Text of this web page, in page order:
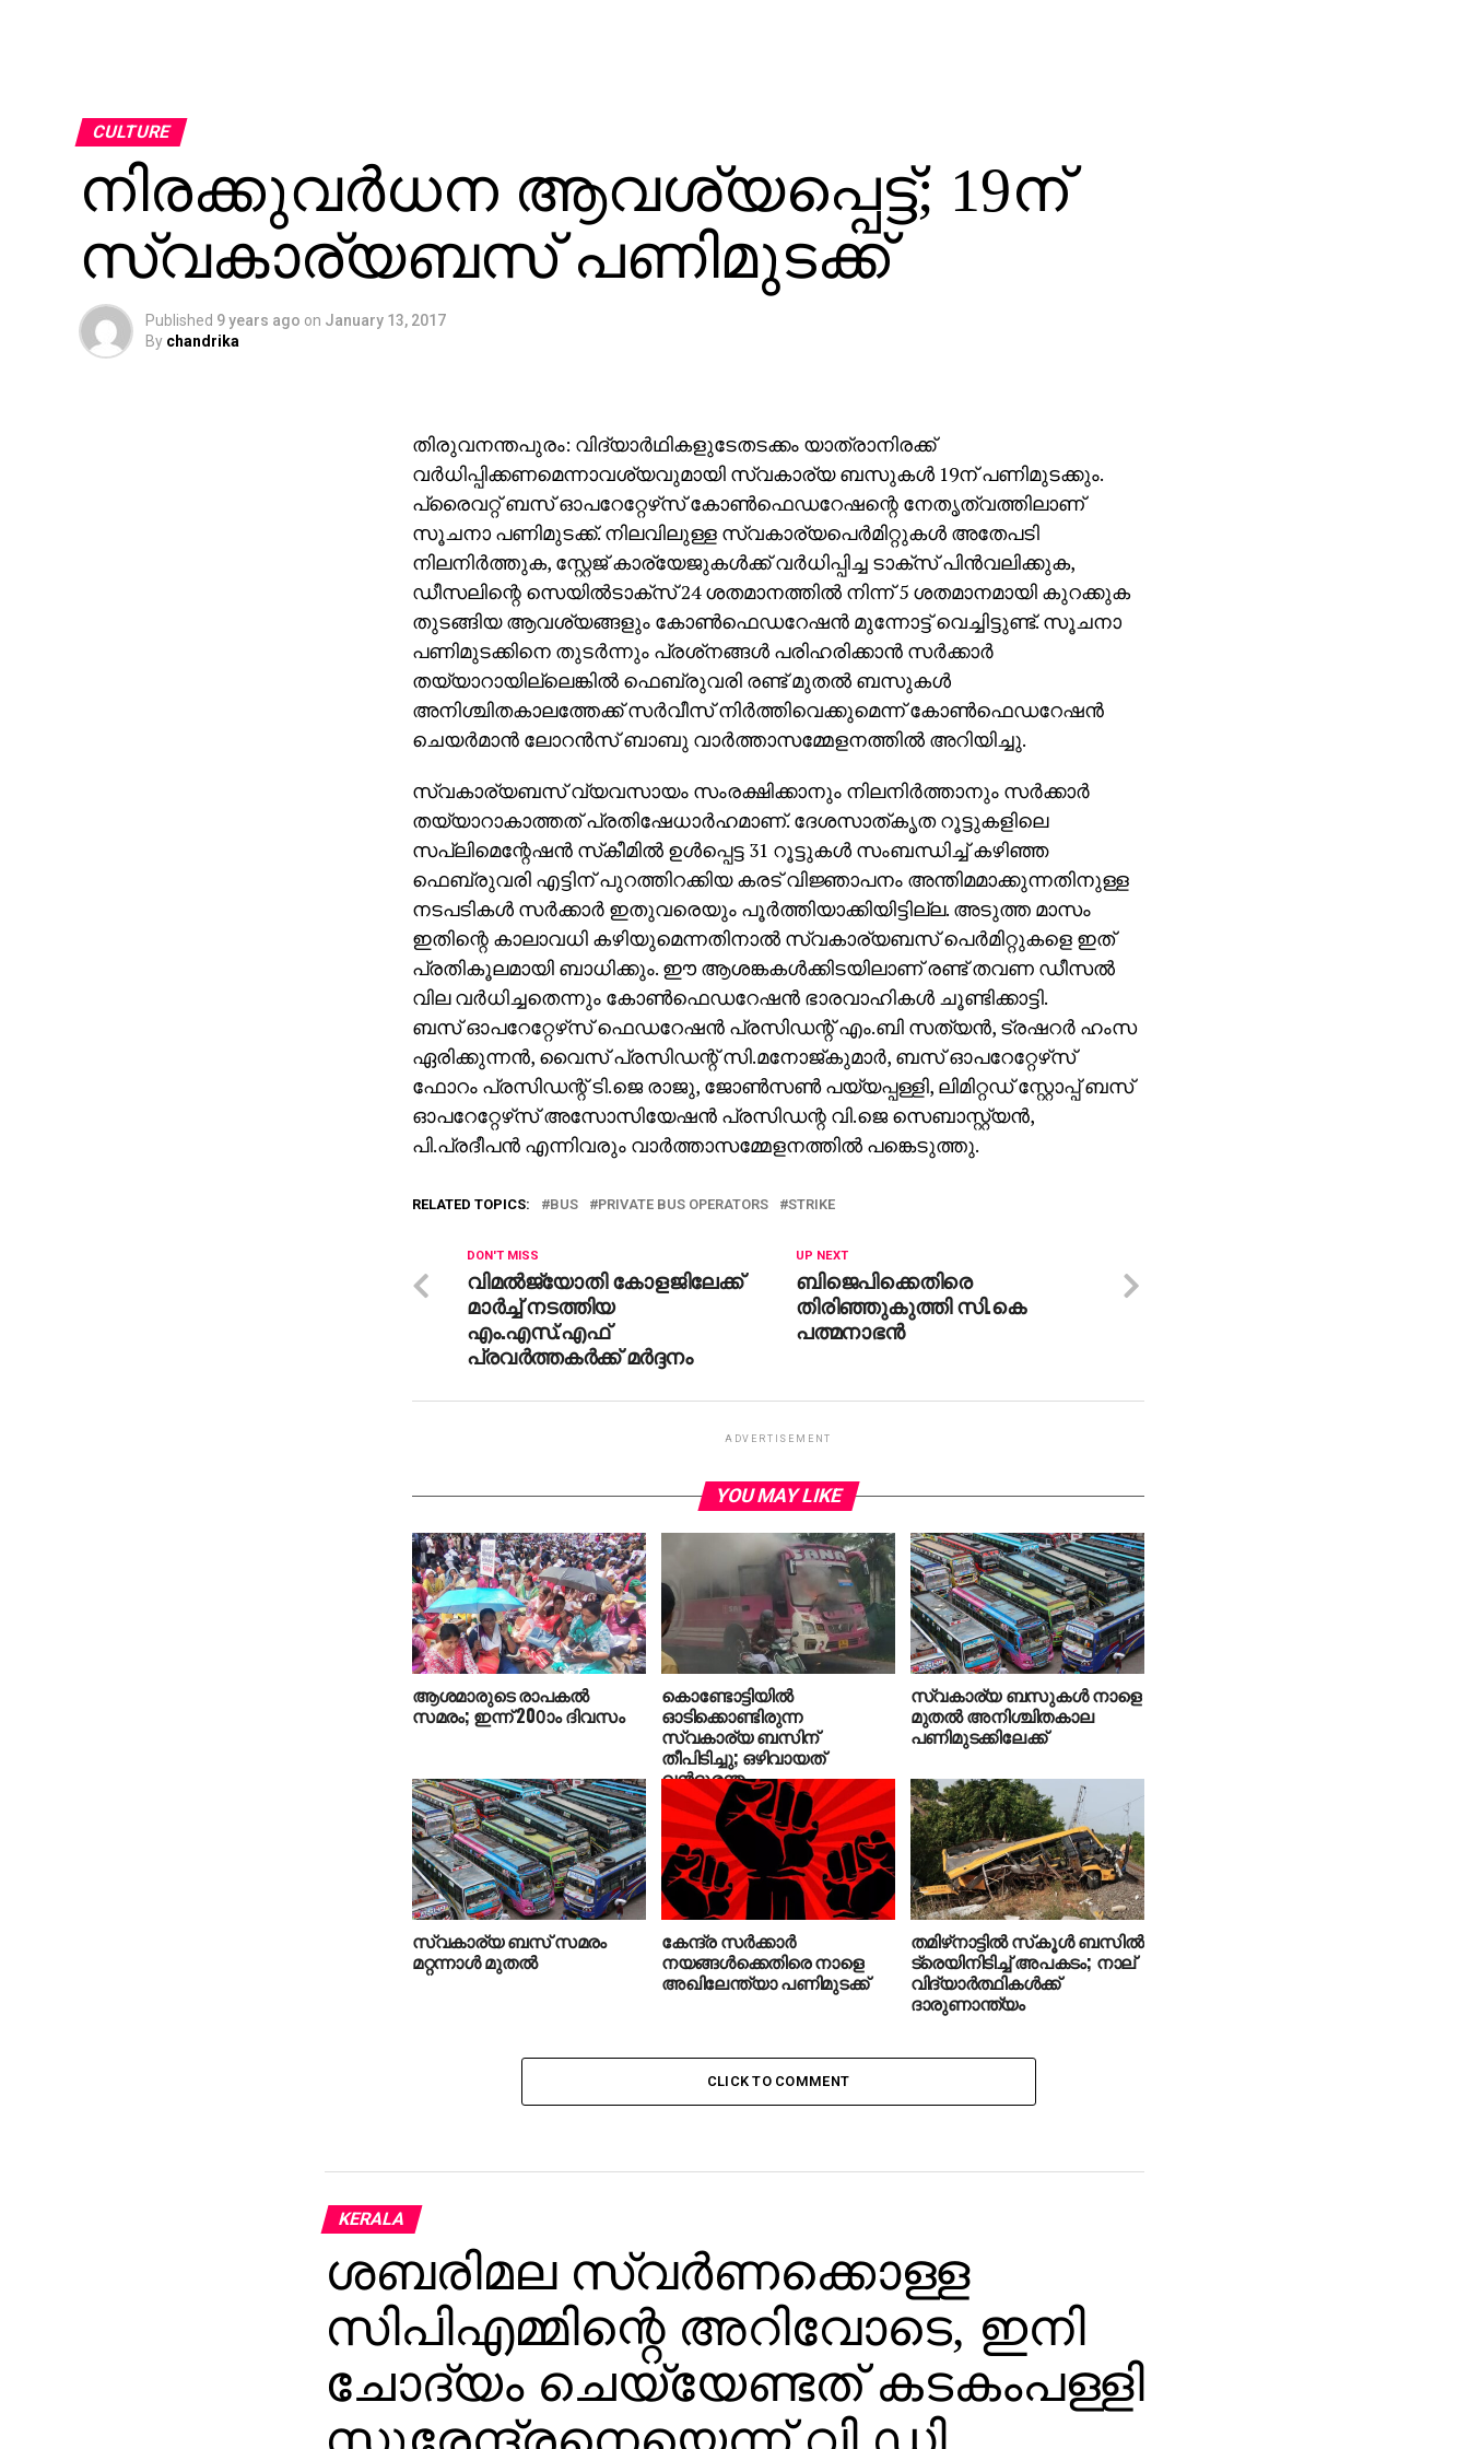
CULTURE
നിരക്കുവര്‍ധന ആവശ്യപ്പെട്ട്; 19ന്
സ്വകാര്യബസ് പണിമുടക്ക്
Published 9 years ago on January 13, 2017
By chandrika
തിരുവനന്തപുരം: വിദ്യാര്‍ഥികളുടേതടക്കം യാത്രാനിരക്ക്
വര്‍ധിപ്പിക്കണമെന്നാവശ്യവുമായി സ്വകാര്യ ബസുകള്‍ 19ന് പണിമുടക്കും.
പ്രൈവറ്റ് ബസ് ഓപറേറ്റേഴ്‌സ് കോണ്‍ഫെഡറേഷന്റെ നേതൃത്വത്തിലാണ്
സൂചനാ പണിമുടക്ക്. നിലവിലുള്ള സ്വകാര്യപെര്‍മിറ്റുകള്‍ അതേപടി
നിലനിര്‍ത്തുക, സ്റ്റേജ് കാര്യേജുകള്‍ക്ക് വര്‍ധിപ്പിച്ച ടാക്‌സ് പിന്‍വലിക്കുക,
ഡീസലിന്റെ സെയില്‍ടാക്‌സ് 24 ശതമാനത്തില്‍ നിന്ന് 5 ശതമാനമായി കുറക്കുക
തുടങ്ങിയ ആവശ്യങ്ങളും കോണ്‍ഫെഡറേഷന്‍ മുന്നോട്ട് വെച്ചിട്ടുണ്ട്. സൂചനാ
പണിമുടക്കിനെ തുടര്‍ന്നും പ്രശ്‌നങ്ങള്‍ പരിഹരിക്കാന്‍ സര്‍ക്കാര്‍
തയ്യാറായില്ലെങ്കില്‍ ഫെബ്രുവരി രണ്ട് മുതല്‍ ബസുകള്‍
അനിശ്ചിതകാലത്തേക്ക് സര്‍വീസ് നിര്‍ത്തിവെക്കുമെന്ന് കോണ്‍ഫെഡറേഷന്‍
ചെയര്‍മാന്‍ ലോറന്‍സ് ബാബു വാര്‍ത്താസമ്മേളനത്തില്‍ അറിയിച്ചു.
സ്വകാര്യബസ് വ്യവസായം സംരക്ഷിക്കാനും നിലനിര്‍ത്താനും സര്‍ക്കാര്‍
തയ്യാറാകാത്തത് പ്രതിഷേധാര്‍ഹമാണ്. ദേശസാത്കൃത റൂട്ടുകളിലെ
സപ്ലിമെന്റേഷന്‍ സ്‌കീമില്‍ ഉള്‍പ്പെട്ട 31 റൂട്ടുകള്‍ സംബന്ധിച്ച് കഴിഞ്ഞ
ഫെബ്രുവരി എട്ടിന് പുറത്തിറക്കിയ കരട് വിജ്ഞാപനം അന്തിമമാക്കുന്നതിനുള്ള
നടപടികള്‍ സര്‍ക്കാര്‍ ഇതുവരെയും പൂര്‍ത്തിയാക്കിയിട്ടില്ല. അടുത്ത മാസം
ഇതിന്റെ കാലാവധി കഴിയുമെന്നതിനാല്‍ സ്വകാര്യബസ് പെര്‍മിറ്റുകളെ ഇത്
പ്രതികൂലമായി ബാധിക്കും. ഈ ആശങ്കകള്‍ക്കിടയിലാണ് രണ്ട് തവണ ഡീസല്‍
വില വര്‍ധിച്ചതെന്നും കോണ്‍ഫെഡറേഷന്‍ ഭാരവാഹികള്‍ ചൂണ്ടിക്കാട്ടി.
ബസ് ഓപറേറ്റേഴ്‌സ് ഫെഡറേഷന്‍ പ്രസിഡന്റ് എം.ബി സത്യന്‍, ട്രഷറര്‍ ഹംസ
ഏരിക്കുന്നന്‍, വൈസ് പ്രസിഡന്റ് സി.മനോജ്കുമാര്‍, ബസ് ഓപറേറ്റേഴ്‌സ്
ഫോറം പ്രസിഡന്റ് ടി.ജെ രാജു, ജോണ്‍സണ്‍ പയ്യപ്പള്ളി, ലിമിറ്റഡ് സ്റ്റോപ്പ് ബസ്
ഓപറേറ്റേഴ്‌സ് അസോസിയേഷന്‍ പ്രസിഡന്റ വി.ജെ സെബാസ്റ്റ്യന്‍,
പി.പ്രദീപന്‍ എന്നിവരും വാര്‍ത്താസമ്മേളനത്തില്‍ പങ്കെടുത്തു.
RELATED TOPICS: BUS PRIVATE BUS OPERATORS STRIKE
UP NEXT
ബിജെപിക്കെതിരെ
തിരിഞ്ഞുകുത്തി സി.കെ
പത്മനാഭന്‍
DON'T MISS
വിമല്‍ജ്യോതി കോളജിലേക്ക്
മാര്‍ച്ച് നടത്തിയ
എം.എസ്.എഫ്
പ്രവര്‍ത്തകര്‍ക്ക് മര്‍ദ്ദനം
ADVERTISEMENT
YOU MAY LIKE
ആശമാരുടെ രാപകല്‍
സമരം; ഇന്ന് 200ാം ദിവസം
കൊണ്ടോട്ടിയില്‍
ഓടിക്കൊണ്ടിരുന്ന
സ്വകാര്യ ബസിന്
തീപിടിച്ചു; ഒഴിവായത്
വന്‍ദുരന്തം
സ്വകാര്യ ബസുകൾ നാളെ
മുതൽ അനിശ്ചിതകാല
പണിമുടക്കിലേക്ക്
സ്വകാര്യ ബസ് സമരം
മറ്റന്നാള്‍ മുതല്‍
കേന്ദ്ര സർക്കാർ
നയങ്ങൾക്കെതിരെ നാളെ
അഖിലേന്ത്യാ പണിമുടക്ക്
തമിഴ്‌നാട്ടില്‍ സ്‌കൂള്‍ ബസില്‍
ട്രെയിനിടിച്ച് അപകടം; നാല്
വിദ്യാര്‍ത്ഥികള്‍ക്ക്
ദാരുണാന്ത്യം
CLICK TO COMMENT
KERALA
ശബരിമല സ്വര്‍ണക്കൊള്ള
സിപിഎമ്മിന്റെ അറിവോടെ, ഇനി
ചോദ്യം ചെയ്യേണ്ടത് കടകംപള്ളി